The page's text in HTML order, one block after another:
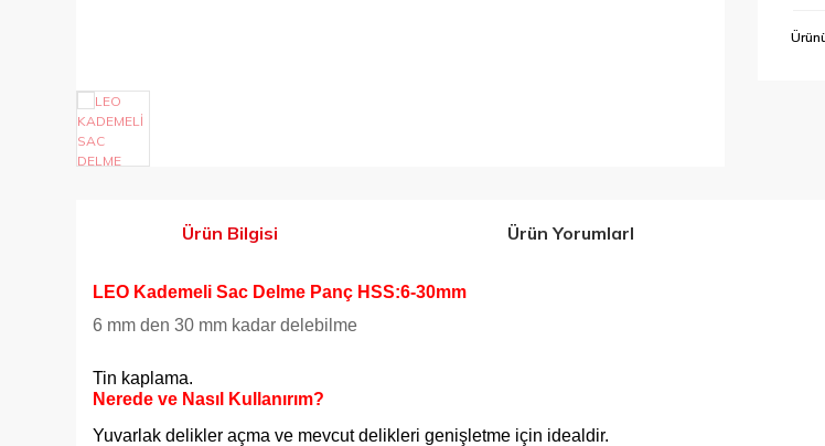
Ürün Bilgisi Ürün YorumlarI
LEO Kademeli Sac Delme Panç HSS:6-30mm
6 mm den 30 mm kadar delebilme
Tin kaplama.
Nerede ve Nasıl Kullanırım?
Yuvarlak delikler açma ve mevcut delikleri genişletme için idealdir.